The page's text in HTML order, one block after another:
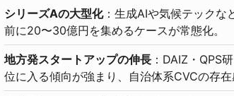
シリーズAの大型化：生成AIや気候テックな
前に20〜30億円を集めるケースが常態化。
地方発スタートアップの伸長 ：DAIZ・QPS
位に入る傾向が強まり、自治体系CVCの存在